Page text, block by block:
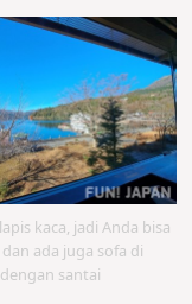
kaca, jadi Anda bisa
ada juga sofa di
santai